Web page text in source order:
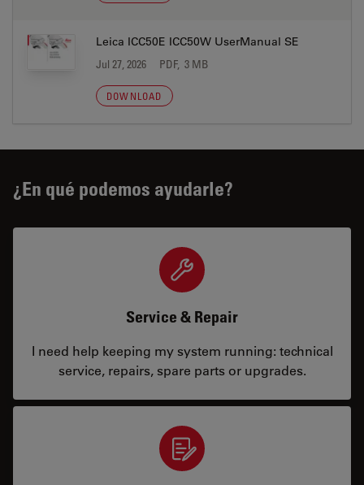
Leica ICC50E ICC50W UserManual SE
Jul 27, 2026 PDF, 3 MB
DOWNLOAD
¿En qué podemos ayudarle?
Service & Repair
I need help keeping my system running: technical
service, repairs, spare parts or upgrades.